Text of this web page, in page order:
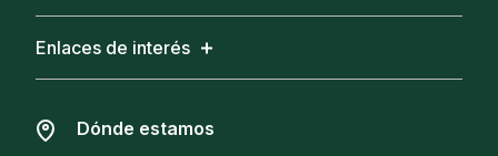
Enlaces de interés
Dónde estamos